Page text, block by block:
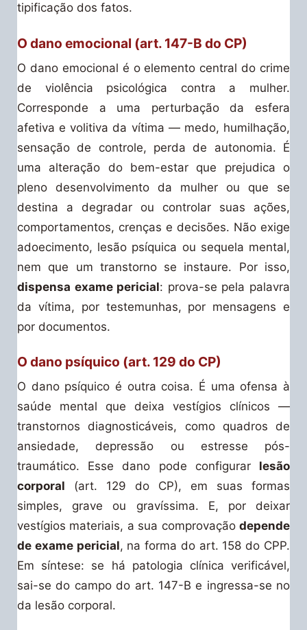
tipificação dos fatos.
O dano emocional (art. 147-B do CP)
O dano emocional é o elemento central do crime
de violência psicológica contra a mulher.
Corresponde a uma perturbação da esfera
afetiva e volitiva da vítima — medo, humilhação,
sensação de controle, perda de autonomia. É
uma alteração do bem-estar que prejudica o
pleno desenvolvimento da mulher ou que se
destina a degradar ou controlar suas ações,
comportamentos, crenças e decisões. Não exige
adoecimento, lesão psíquica ou sequela mental,
nem que um transtorno se instaure. Por isso,
dispensa exame pericial: prova-se pela palavra
da vítima, por testemunhas, por mensagens e
por documentos.
O dano psíquico (art. 129 do CP)
O dano psíquico é outra coisa. É uma ofensa à
saúde mental que deixa vestígios clínicos —
transtornos diagnosticáveis, como quadros de
ansiedade, depressão ou estresse pós-
traumático. Esse dano pode configurar lesão
corporal (art. 129 do CP), em suas formas
simples, grave ou gravíssima. E, por deixar
vestígios materiais, a sua comprovação depende
de exame pericial, na forma do art. 158 do CPP.
Em síntese: se há patologia clínica verificável,
sai-se do campo do art. 147-B e ingressa-se no
da lesão corporal.